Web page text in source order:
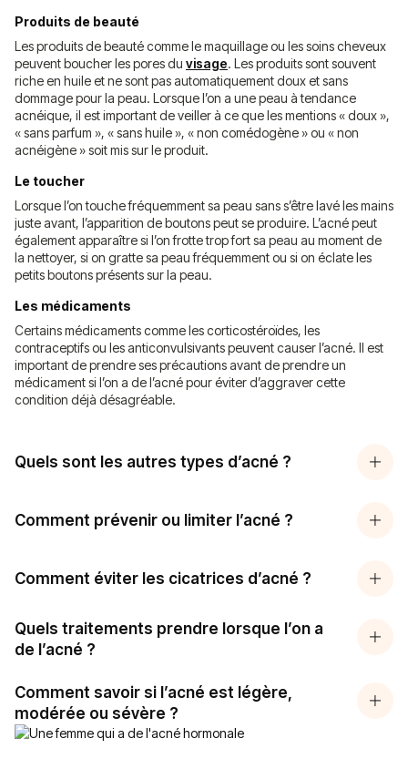
Produits de beauté
Les produits de beauté comme le maquillage ou les soins cheveux
peuvent boucher les pores du visage. Les produits sont souvent
riche en huile et ne sont pas automatiquement doux et sans
dommage pour la peau. Lorsque l’on a une peau à tendance
acnéique, il est important de veiller à ce que les mentions « doux »,
« sans parfum », « sans huile », « non comédogène » ou « non
acnéigène » soit mis sur le produit.
Le toucher
Lorsque l’on touche fréquemment sa peau sans s’être lavé les mains
juste avant, l’apparition de boutons peut se produire. L’acné peut
également apparaître si l’on frotte trop fort sa peau au moment de
la nettoyer, si on gratte sa peau fréquemment ou si on éclate les
petits boutons présents sur la peau.
Les médicaments
Certains médicaments comme les corticostéroïdes, les
contraceptifs ou les anticonvulsivants peuvent causer l’acné. Il est
important de prendre ses précautions avant de prendre un
médicament si l’on a de l’acné pour éviter d’aggraver cette
condition déjà désagréable.
Quels sont les autres types d’acné ?
Comment prévenir ou limiter l’acné ?
Comment éviter les cicatrices d’acné ?
Quels traitements prendre lorsque l’on a
de l’acné ?
Comment savoir si l’acné est légère,
modérée ou sévère ?